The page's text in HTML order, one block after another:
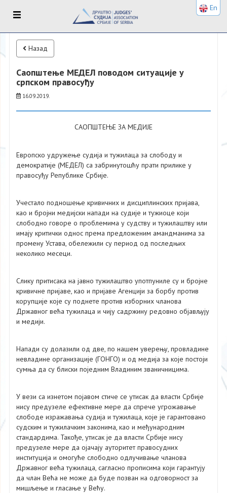
Назад
Саопштење МЕДЕЛ поводом ситуације у
српском правосуђу
16.09.2019.
САОПШТЕЊЕ ЗА МЕДИЈЕ
Европско удружење судија и тужилаца за слободу и
демократије (МЕДЕЛ) са забринутошћу прати прилике у
правосуђу Републике Србије.
Учестало подношење кривичних и дисциплинских пријава,
као и бројни медијски напади на судије и тужиоце који
слободно говоре о проблемима у судству и тужилаштву или
имају критички однос према предложеним амандманима за
промену Устава, обележили су период од последњих
неколико месеци.
Слику притисака на јавно тужилаштво употпуниле су и бројне
кривичне пријаве, као и пријаве Агенцији за борбу против
корупције које су поднете против изборних чланова
Државног већа тужилаца и чију садржину редовно објављују
и медији.
Напади су долазили од две, по нашем уверењу, провладине
невладине организације (ГОНГО) и од медија за које постоји
сумња да су блиски поједним Владиним званичницима.
У вези са изнетом појавом стиче се утисак да власти Србије
нису предузеле ефективне мере да спрече угрожавање
слободе изражавања судија и тужилаца, које је гарантовано
судским и тужилачким законима, као и међународним
стандардима. Такође, утисак је да власти Србије нису
предузеле мере да ојачају ауторитет правосудних
институција и омогуће слободно одлучивање чланова
Државног већа тужилаца, сагласно прописима који гарантују
да члан Већа не може да буде позван на одговорност за
мишљење и гласање у Већу.
En